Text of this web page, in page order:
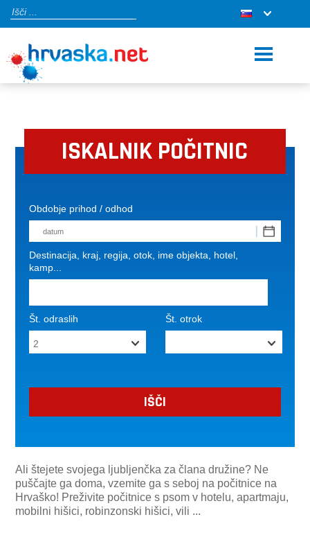
ISKALNIK POČITNIC
Obdobje prihod / odhod
Destinacija, kraj, regija, otok, ime objekta, hotel,
kamp...
Št. odraslih Št. otrok
Ali štejete svojega ljubljenčka za člana družine? Ne
puščajte ga doma, vzemite ga s seboj na počitnice na
Hrvaško! Preživite počitnice s psom v hotelu, apartmaju,
mobilni hišici, robinzonski hišici, vili ...